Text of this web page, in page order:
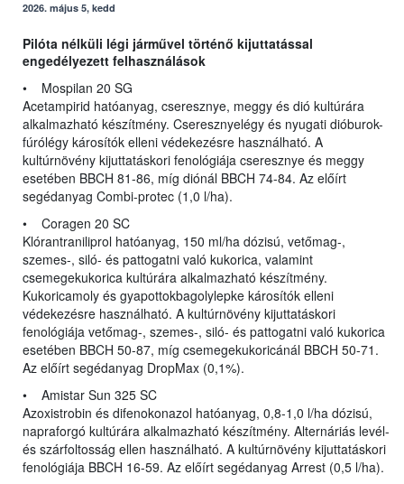
2026. május 5, kedd
Pilóta nélküli légi járművel történő kijuttatással
engedélyezett felhasználások
• Mospilan 20 SG
Acetampirid hatóanyag, cseresznye, meggy és dió kultúrára
alkalmazható készítmény. Cseresznyelégy és nyugati dióburok-
fúrólégy károsítók elleni védekezésre használható. A
kultúrnövény kijuttatáskori fenológiája cseresznye és meggy
esetében BBCH 81-86, míg diónál BBCH 74-84. Az előírt
segédanyag Combi-protec (1,0 l/ha).
• Coragen 20 SC
Klórantraniliprol hatóanyag, 150 ml/ha dózisú, vetőmag-,
szemes-, siló- és pattogatni való kukorica, valamint
csemegekukorica kultúrára alkalmazható készítmény.
Kukoricamoly és gyapottokbagolylepke károsítók elleni
védekezésre használható. A kultúrnövény kijuttatáskori
fenológiája vetőmag-, szemes-, siló- és pattogatni való kukorica
esetében BBCH 50-87, míg csemegekukoricánál BBCH 50-71.
Az előírt segédanyag DropMax (0,1%).
• Amistar Sun 325 SC
Azoxistrobin és difenokonazol hatóanyag, 0,8-1,0 l/ha dózisú,
napraforgó kultúrára alkalmazható készítmény. Alternáriás levél-
és szárfoltosság ellen használható. A kultúrnövény kijuttatáskori
fenológiája BBCH 16-59. Az előírt segédanyag Arrest (0,5 l/ha).